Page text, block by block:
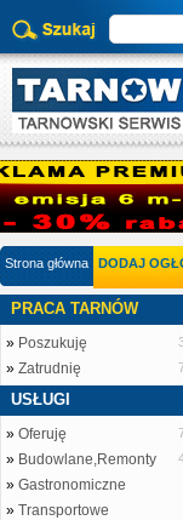
Strona główna DODAJ
PRACA TARNÓW
» Poszukuję
» Zatrudnię
USŁUGI
» Oferuję
» Budowlane,Remonty
» Gastronomiczne
» Transportowe